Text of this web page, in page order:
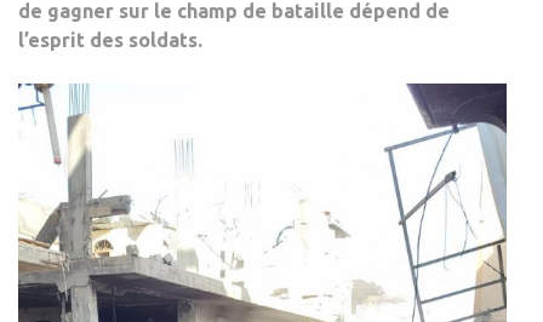
de gagner sur le champ de bataille dépend de
l’esprit des soldats.